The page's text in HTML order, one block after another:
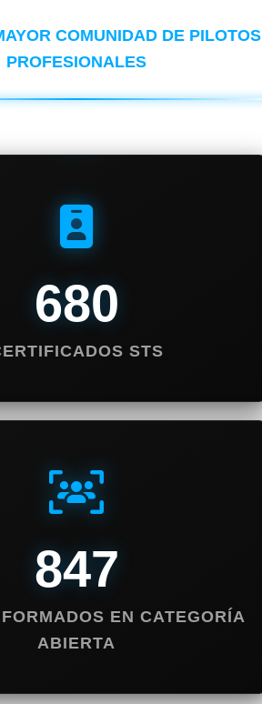
COMUNIDAD DE PILOTOS
PROFESIONALES
680
STS
847
EN CATEGORÍA
ABIERTA